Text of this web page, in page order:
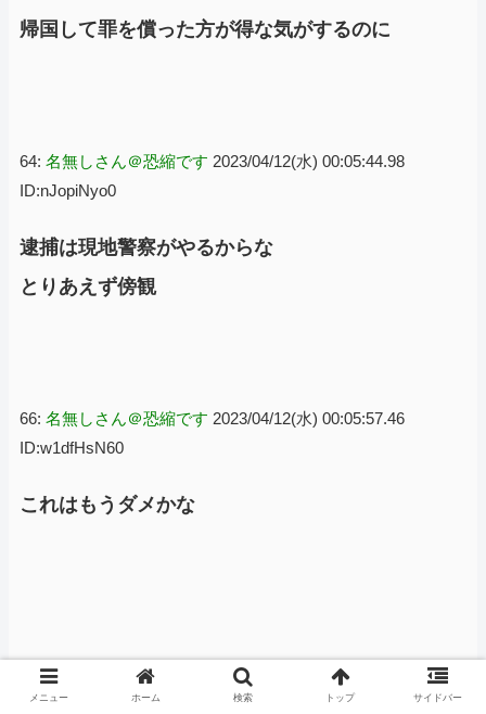
帰国して罪を償った方が得な気がするのに
64: 名無しさん＠恐縮です 2023/04/12(水) 00:05:44.98
ID:nJopiNyo0
逮捕は現地警察がやるからな
とりあえず傍観
66: 名無しさん＠恐縮です 2023/04/12(水) 00:05:57.46
ID:w1dfHsN60
これはもうダメかな
メニュー ホーム 検索 トップ サイドバー